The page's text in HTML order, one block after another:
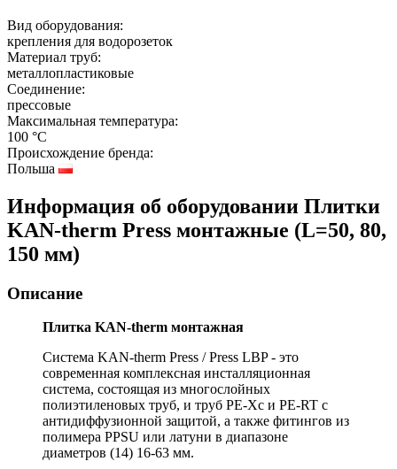
Вид оборудования:
крепления для водорозеток
Материал труб:
металлопластиковые
Соединение:
прессовые
Максимальная температура:
100 °C
Происхождение бренда:
Польша
Информация об оборудовании Плитки
KAN-therm Press монтажные (L=50, 80,
150 мм)
Описание
Плитка KAN-therm монтажная
Система KAN-therm Press / Press LBP - это
современная комплексная инсталляционная
система, состоящая из многослойных
полиэтиленовых труб, и труб PE-Xc и PE-RT с
антидиффузионной защитой, а также фитингов из
полимера PPSU или латуни в диапазоне
диаметров (14) 16-63 мм.